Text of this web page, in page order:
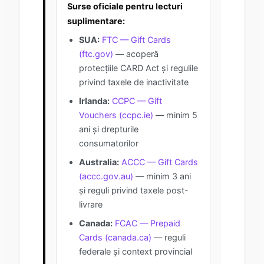
Surse oficiale pentru lecturi
suplimentare:
SUA: FTC — Gift Cards
(ftc.gov) — acoperă
protecțiile CARD Act și regulile
privind taxele de inactivitate
Irlanda: CCPC — Gift
Vouchers (ccpc.ie) — minim 5
ani și drepturile
consumatorilor
Australia: ACCC — Gift Cards
(accc.gov.au) — minim 3 ani
și reguli privind taxele post-
livrare
Canada: FCAC — Prepaid
Cards (canada.ca) — reguli
federale și context provincial